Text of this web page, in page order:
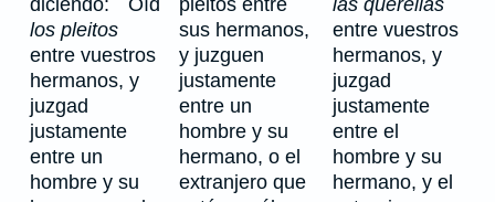
diciendo: ``Oíd
los pleitos
entre vuestros
hermanos, y
juzgad
justamente
entre un
hombre y su
pleitos entre
sus hermanos,
y juzguen
justamente
entre un
hombre y su
hermano, o el
extranjero que
las querellas
entre vuestros
hermanos, y
juzgad
justamente
entre el
hombre y su
hermano, y el